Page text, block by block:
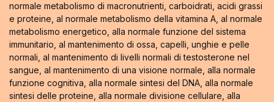
normale metabolismo di macronutrienti, carboidrati, acidi grassi
e proteine, al normale metabolismo della vitamina A, al normale
metabolismo energetico, alla normale funzione del sistema
immunitario, al mantenimento di ossa, capelli, unghie e pelle
normali, al mantenimento di livelli normali di testosterone nel
sangue, al mantenimento di una visione normale, alla normale
funzione cognitiva, alla normale sintesi del DNA, alla normale
sintesi delle proteine, alla normale divisione cellulare, alla